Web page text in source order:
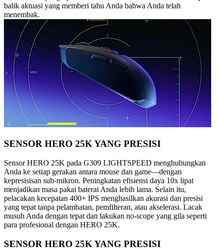
balik aktuasi yang memberi tahu Anda bahwa Anda telah
menembak.
SENSOR HERO 25K YANG PRESISI
Sensor HERO 25K pada G309 LIGHTSPEED menghubungkan
Anda ke setiap gerakan antara mouse dan game—dengan
kepresisisan sub-mikron. Peningkatan efisiensi daya 10x lipat
menjadikan masa pakai baterai Anda lebih lama. Selain itu,
pelacakan kecepatan 400+ IPS menghasilkan akurasi dan presisi
yang tepat tanpa pelambatan, pemfilteran, atau akselerasi. Lacak
musuh Anda dengan tepat dan lakukan no-scope yang gila seperti
para profesional dengan HERO 25K.
SENSOR HERO 25K YANG PRESISI